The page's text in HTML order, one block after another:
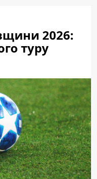
2026:
туру